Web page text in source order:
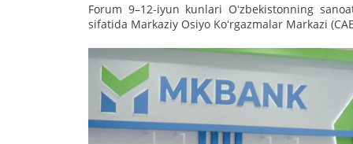
Forum 9–12-iyun kunlari Oʻzbekistonning
sifatida Markaziy Osiyo Koʻrgazmalar Markazi